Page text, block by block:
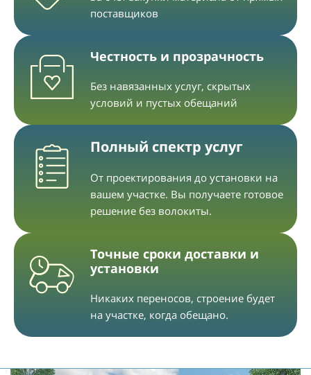
поставщиков
Честность и прозрачность
Без навязанных услуг, скрытых
условий и пустых обещаний
Полный спектр услуг
От проектирования до установки на
вашем участке. Вы получаете готовое
решение без волокиты.
Точные сроки доставки и
установки
Никаких переносов, строение будет
на участке, когда обещано.